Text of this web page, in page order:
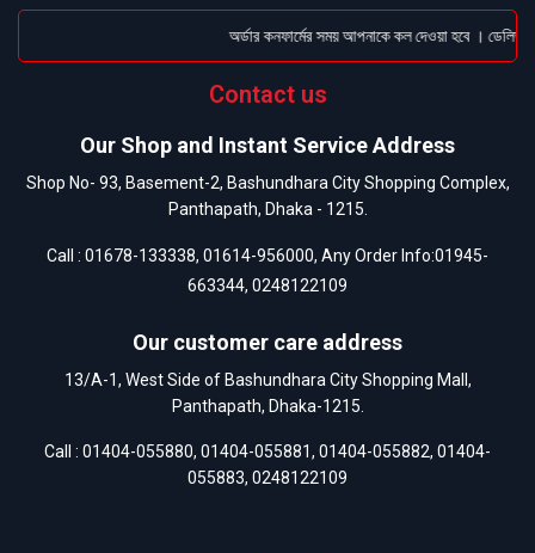
অর্ডার কনফার্মের সময় আপনাকে কল দেওয়া হবে ।
Contact us
Our Shop and Instant Service Address
Shop No- 93, Basement-2, Bashundhara City Shopping Complex,
Panthapath, Dhaka - 1215.
Call : 01678-133338, 01614-956000, Any Order Info:01945-
663344, 0248122109
Our customer care address
13/A-1, West Side of Bashundhara City Shopping Mall,
Panthapath, Dhaka-1215.
Call : 01404-055880, 01404-055881, 01404-055882, 01404-
055883, 0248122109